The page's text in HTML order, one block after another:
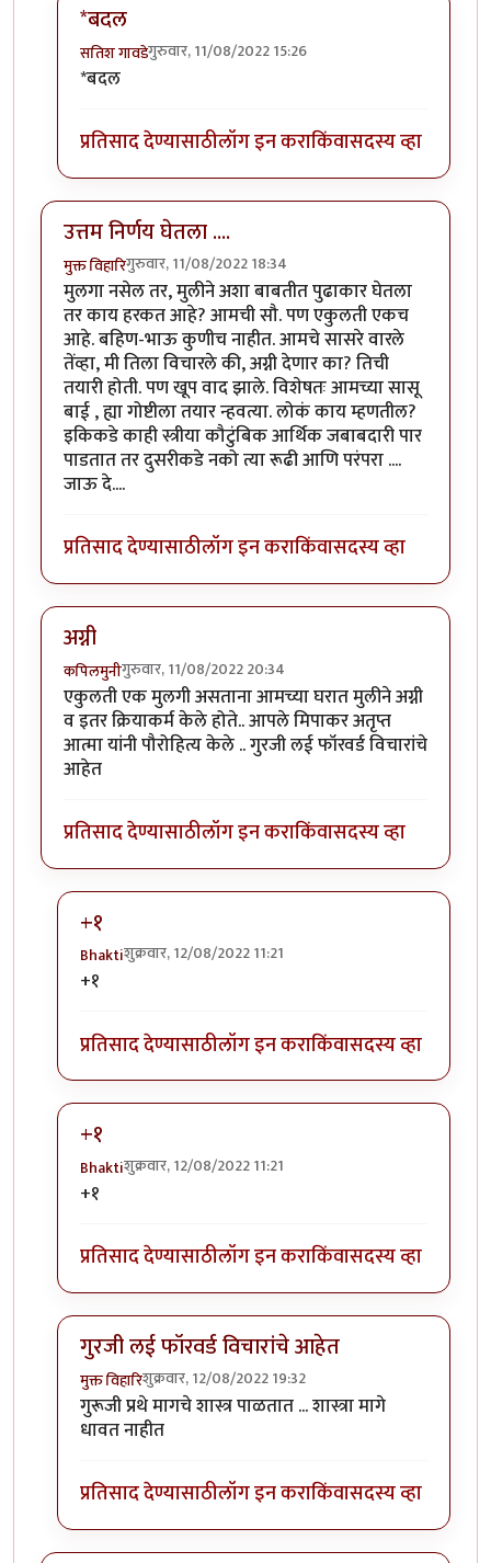
*बदल
सतिश गावडेगुरुवार, 11/08/2022 15:26
In reply to
*बदल
प्रतिसाद देण्यासाठीलॉग इन कराकिंवासदस्य व्हा
उत्तम निर्णय घेतला ....
मुक्त विहारिगुरुवार, 11/08/2022 18:34
मुलगा नसेल तर, मुलीने अशा बाबतीत पुढाकार घेतला
तर काय हरकत आहे? आमची सौ. पण एकुलती एकच
आहे. बहिण-भाऊ कुणीच नाहीत. आमचे सासरे वारले
तेंव्हा, मी तिला विचारले की, अग्नी देणार का? तिची
तयारी होती. पण खूप वाद झाले. विशेषतः आमच्या सासू
बाई , ह्या गोष्टीला तयार न्हवत्या. लोकं काय म्हणतील?
इकिकडे काही स्त्रीया कौटुंबिक आर्थिक जबाबदारी पार
पाडतात तर दुसरीकडे नको त्या रूढी आणि परंपरा ....
जाऊ दे....
प्रतिसाद देण्यासाठीलॉग इन कराकिंवासदस्य व्हा
अग्नी
कपिलमुनीगुरुवार, 11/08/2022 20:34
एकुलती एक मुलगी असताना आमच्या घरात मुलीने अग्नी
व इतर क्रियाकर्म केले होते.. आपले मिपाकर अतृप्त
आत्मा यांनी पौरोहित्य केले .. गुरजी लई फॉरवर्ड विचारांचे
आहेत
प्रतिसाद देण्यासाठीलॉग इन कराकिंवासदस्य व्हा
+१
Bhaktiशुक्रवार, 12/08/2022 11:21
In reply to
+१
प्रतिसाद देण्यासाठीलॉग इन कराकिंवासदस्य व्हा
+१
Bhaktiशुक्रवार, 12/08/2022 11:21
In reply to
+१
प्रतिसाद देण्यासाठीलॉग इन कराकिंवासदस्य व्हा
गुरजी लई फॉरवर्ड विचारांचे आहेत
मुक्त विहारिशुक्रवार, 12/08/2022 19:32
In reply toअग्नीbyकपिलमुनी
गुरूजी प्रथे मागचे शास्त्र पाळतात ... शास्त्रा मागे
धावत नाहीत
प्रतिसाद देण्यासाठीलॉग इन कराकिंवासदस्य व्हा